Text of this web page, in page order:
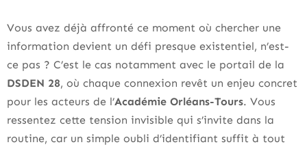
Vous avez déjà affronté ce moment où chercher une
information devient un défi presque existentiel, n’est-
ce pas ? C’est le cas notamment avec le portail de la
DSDEN 28, où chaque connexion revêt un enjeu concret
pour les acteurs de l’Académie Orléans-Tours. Vous
ressentez cette tension invisible qui s’invite dans la
routine, car un simple oubli d’identifiant suffit à tout